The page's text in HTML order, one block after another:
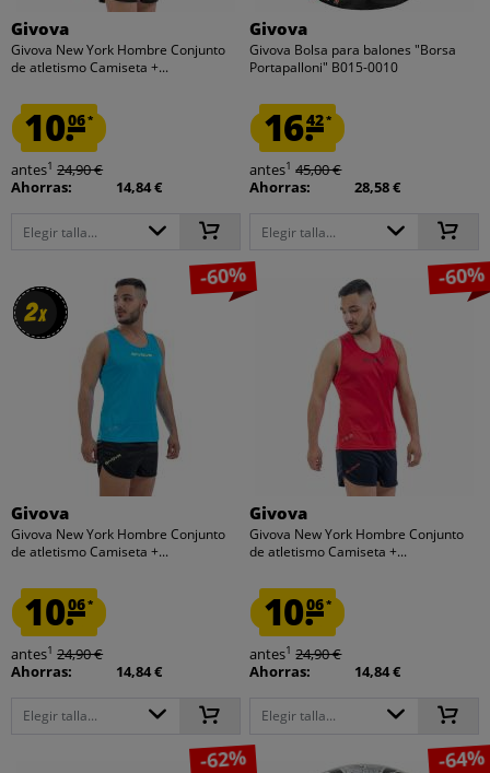
Givova
Givova New York Hombre Conjunto
de atletismo Camiseta +...
10.06*
antes1 24,90 €
Ahorras:
14,84 €
Elegir talla...
Givova
Givova Bolsa para balones "Borsa
Portapalloni" B015-0010
16.42*
antes1 45,00 €
Ahorras:
28,58 €
Elegir talla...
2x
2x
-60%
Givova
Givova New York Hombre Conjunto
de atletismo Camiseta +...
10.06*
antes1 24,90 €
Ahorras:
14,84 €
Elegir talla...
-60%
Givova
Givova New York Hombre Conjunto
de atletismo Camiseta +...
10.06*
antes1 24,90 €
Ahorras:
14,84 €
Elegir talla...
-62% -64%